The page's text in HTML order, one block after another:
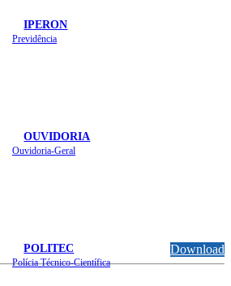
IPERON
Previdência
OUVIDORIA
Ouvidoria-Geral
POLITEC
Polícia Técnico-Científica
Download